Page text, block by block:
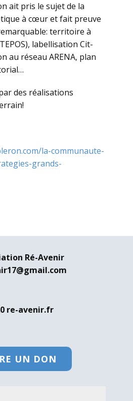
ait pris le sujet de la
à cœur et fait preuve
territoire à
labellisation Cit-
au réseau ARENA, plan
des réalisations
la-communaute-
grands-
Ré-Avenir
re-avenir.fr
UN DON